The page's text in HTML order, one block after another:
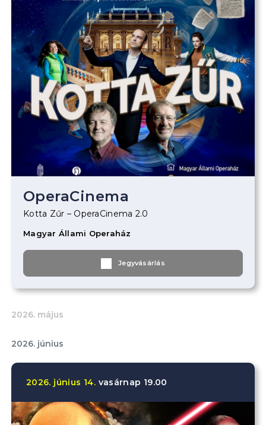
OperaCinema
Kotta Zűr – OperaCinema 2.0
Magyar Állami Operaház
Jegyvásárlás
2026. május
2026. június
2026. június 14. vasárnap 19.00